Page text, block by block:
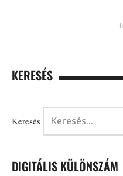
KERESÉS
Keresés
DIGITÁLIS KÜLÖNSZÁM